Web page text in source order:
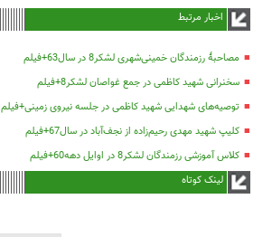
اخبار مرتبط
مصاحبۀ رزمندگان خمینی‌شهری لشکر8 در سال63+فیلم
سخنرانی شهید کاظمی در جمع غواصان لشکر8+فیلم
توصیه‌های شهدایی شهید کاظمی در جلسه نیروی زمینی+فیلم
کلیپ شهید مهدی رحیم‌زاده از نجف‌آباد در سال67+فیلم
کلاس آموزشی رزمندگان لشکر8 در اوایل دهه60+فیلم
لینک کوتاه